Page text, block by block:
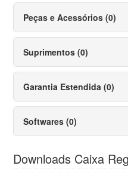
Peças e Acessórios (0)
Suprimentos (0)
Garantia Estendida (0)
Softwares (0)
Downloads Caixa